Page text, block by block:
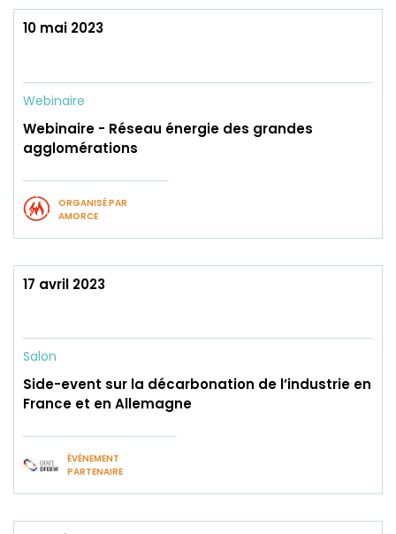
10 mai 2023
Webinaire
Webinaire - Réseau énergie des grandes
agglomérations
ORGANISÉ PAR
AMORCE
17 avril 2023
Salon
Side-event sur la décarbonation de l’industrie en
France et en Allemagne
ÉVÉNEMENT
PARTENAIRE